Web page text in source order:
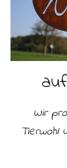
Wir
Tierwohl